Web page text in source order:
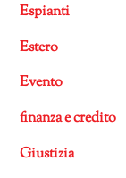
Espianti
Estero
Evento
finanza e credito
Giustizia